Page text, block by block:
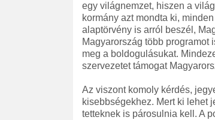
egy világnemzet, hiszen a
kormány azt mondta ki,
alaptörvény is arról beszél,
Magyarország több
meg a boldogulásukat.
szervezetet támogat
Az viszont komoly kérdés,
kisebbségekhez. Mert ki lehet
tetteknek is párosulnia kell. A